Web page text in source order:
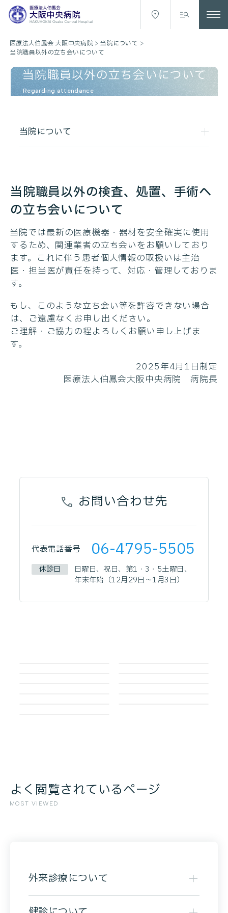
医療法人伯鳳会 大阪中央病院>当院について >
当院職員以外の立ち会いについて
当院職員以外の立ち会いについて
Regarding attendance
当院について
当院職員以外の検査、処置、手術へ
の立ち会いについて
当院では最新の医療機器・器材を安全確実に使用
するため、関連業者の立ち会いをお願いしており
ます。これに伴う患者個人情報の取扱いは主治
医・担当医が責任を持って、対応・管理しておりま
す。
もし、このような立ち会い等を許容できない場合
は、ご遠慮なくお申し出ください。
ご理解・ご協力の程よろしくお願い申し上げま
す。
2025年4月1日制定
医療法人伯鳳会大阪中央病院 病院長
お問い合わせ先
代表電話番号 06-4795-5505
休診日
日曜日、祝日、第1・3・5土曜日、
年末年始（12月29日～1月3日）
よく閲覧されているページ
MOST VIEWED
外来診療について